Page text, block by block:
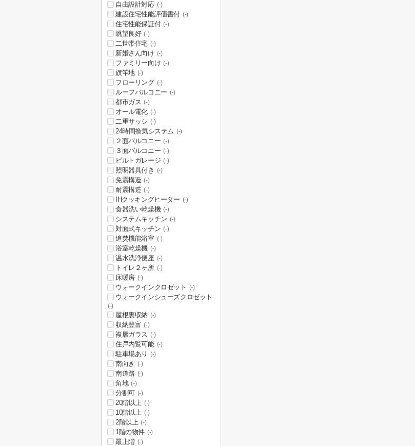
自由設計対応 (-)
建設住宅性能評価書付 (-)
住宅性能保証付 (-)
眺望良好 (-)
二世帯住宅 (-)
新婚さん向け (-)
ファミリー向け (-)
旗竿地 (-)
フローリング (-)
ルーフバルコニー (-)
都市ガス (-)
オール電化 (-)
二重サッシ (-)
24時間換気システム (-)
２面バルコニー (-)
３面バルコニー (-)
ビルトガレージ (-)
照明器具付き (-)
免震構造 (-)
耐震構造 (-)
IHクッキングヒーター (-)
食器洗い乾燥機 (-)
システムキッチン (-)
対面式キッチン (-)
追焚機能浴室 (-)
浴室乾燥機 (-)
温水洗浄便座 (-)
トイレ２ヶ所 (-)
床暖房 (-)
ウォークインクロゼット (-)
ウォークインシューズクロゼット
(-)
屋根裏収納 (-)
収納豊富 (-)
複層ガラス (-)
住戸内覧可能 (-)
駐車場あり (-)
南向き (-)
南道路 (-)
角地 (-)
分割可 (-)
20階以上 (-)
10階以上 (-)
2階以上 (-)
1階の物件 (-)
最上階 (-)